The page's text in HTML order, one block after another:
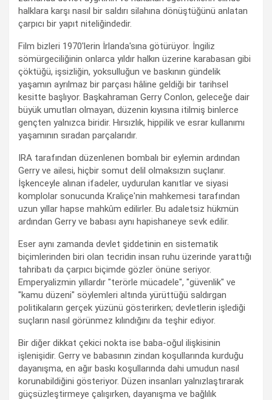
halklara karşı nasıl bir saldırı silahına dönüştüğünü anlatan
çarpıcı bir yapıt niteliğindedir.
Film bizleri 1970'lerin İrlanda'sına götürüyor. İngiliz
sömürgeciliğinin onlarca yıldır halkın üzerine karabasan gibi
çöktüğü, işsizliğin, yoksulluğun ve baskının gündelik
yaşamın ayrılmaz bir parçası hâline geldiği bir tarihsel
kesitte başlıyor. Başkahraman Gerry Conlon, geleceğe dair
büyük umutları olmayan, düzenin kıyısına itilmiş binlerce
gençten yalnızca biridir. Hırsızlık, hippilik ve esrar kullanımı
yaşamının sıradan parçalarıdır.
IRA tarafından düzenlenen bombalı bir eylemin ardından
Gerry ve ailesi, hiçbir somut delil olmaksızın suçlanır.
İşkenceyle alınan ifadeler, uydurulan kanıtlar ve siyasi
komplolar sonucunda Kraliçe'nin mahkemesi tarafından
uzun yıllar hapse mahkûm edilirler. Bu adaletsiz hükmün
ardından Gerry ve babası aynı hapishaneye sevk edilir.
Eser aynı zamanda devlet şiddetinin en sistematik
biçimlerinden biri olan tecridin insan ruhu üzerinde yarattığı
tahribatı da çarpıcı biçimde gözler önüne seriyor.
Emperyalizmin yıllardır "terörle mücadele", "güvenlik" ve
"kamu düzeni" söylemleri altında yürüttüğü saldırgan
politikaların gerçek yüzünü gösterirken; devletlerin işlediği
suçların nasıl görünmez kılındığını da teşhir ediyor.
Bir diğer dikkat çekici nokta ise baba-oğul ilişkisinin
işlenişidir. Gerry ve babasının zindan koşullarında kurduğu
dayanışma, en ağır baskı koşullarında dahi umudun nasıl
korunabildiğini gösteriyor. Düzen insanları yalnızlaştırarak
güçsüzleştirmeye çalışırken, dayanışma ve bağlılık